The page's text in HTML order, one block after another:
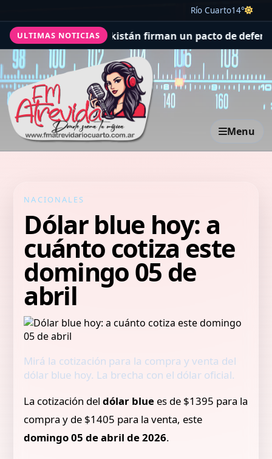
Río Cuarto14°
ULTIMAS NOTICIAS
Turquía y Pakistán firman un pacto de defensa
Menu
NACIONALES
Dólar blue hoy: a
cuánto cotiza este
domingo 05 de
abril
Mirá la cotización para la compra y venta del
dólar blue hoy. La brecha con el dólar oficial.
La cotización deldólar blue es de $1395 para la
compra y de $1405 para la venta, este
domingo 05 de abril de 2026.